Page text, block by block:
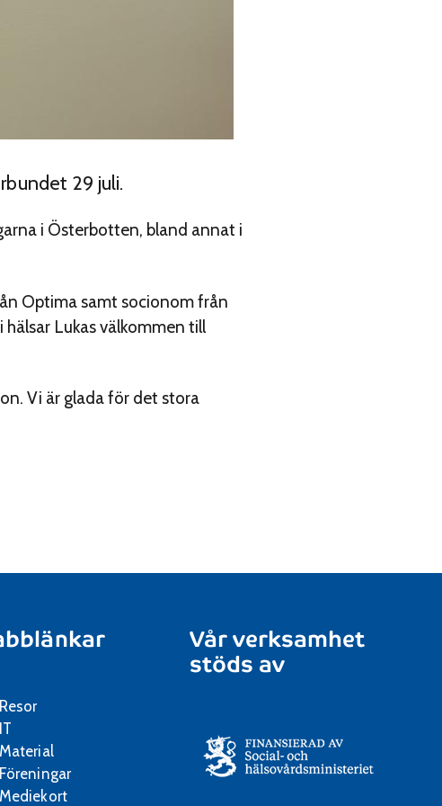
29 juli.
i Österbotten, bland annat i
Optima samt socionom från
Lukas välkommen till
Vi är glada för det stora
Resor
IT
Material
Föreningar
Mediekort
Vår verksamhet
stöds av